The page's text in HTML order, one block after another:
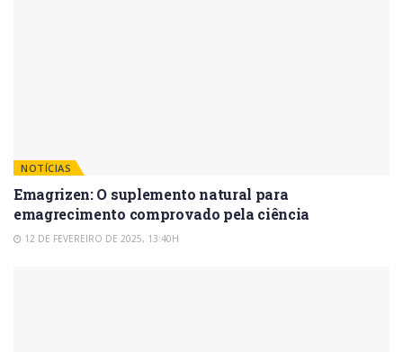
NOTÍCIAS
Emagrizen: O suplemento natural para
emagrecimento comprovado pela ciência
12 DE FEVEREIRO DE 2025, 13:40H